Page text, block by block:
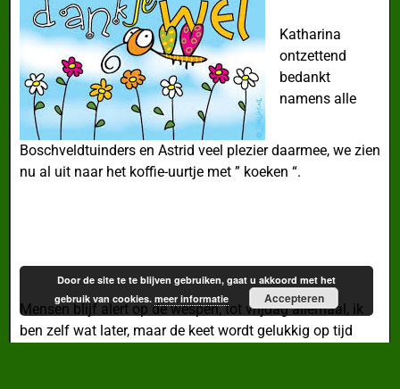
Katharina
ontzettend
bedankt
namens alle
Boschveldtuinders en Astrid veel plezier daarmee, we zien
nu al uit naar het koffie-uurtje met ” koeken “.
Mensen blijf alert op de wespen, tot vrijdag allemaal, ik
ben zelf wat later, maar de keet wordt gelukkig op tijd
Door de site te te blijven gebruiken, gaat u akkoord met het
gebruik van cookies.meer informatie Accepteren